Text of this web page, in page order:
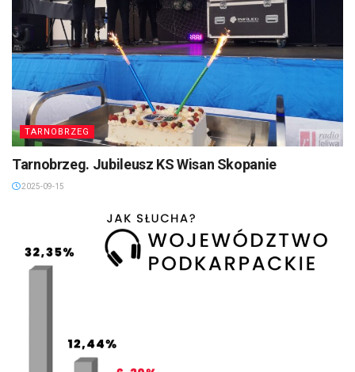
TARNOBRZEG
Tarnobrzeg. Jubileusz KS Wisan Skopanie
2025-09-15